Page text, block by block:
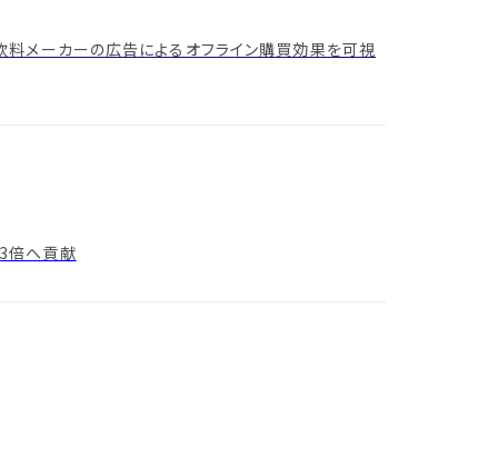
メーカーの広告によるオフライン購買効果を可視
倍へ貢献